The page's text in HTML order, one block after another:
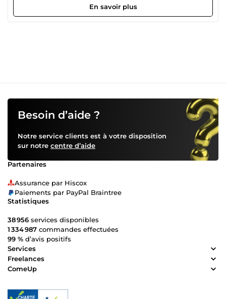
En savoir plus
Besoin d’aide ?
Notre service clients est à votre disposition
sur notre centre d’aide
Partenaires
Assurance par Hiscox
Paiements par PayPal Braintree
Statistiques
38 956 services disponibles
1 334 987 commandes effectuées
99 % d’avis positifs
Services
Freelances
ComeUp